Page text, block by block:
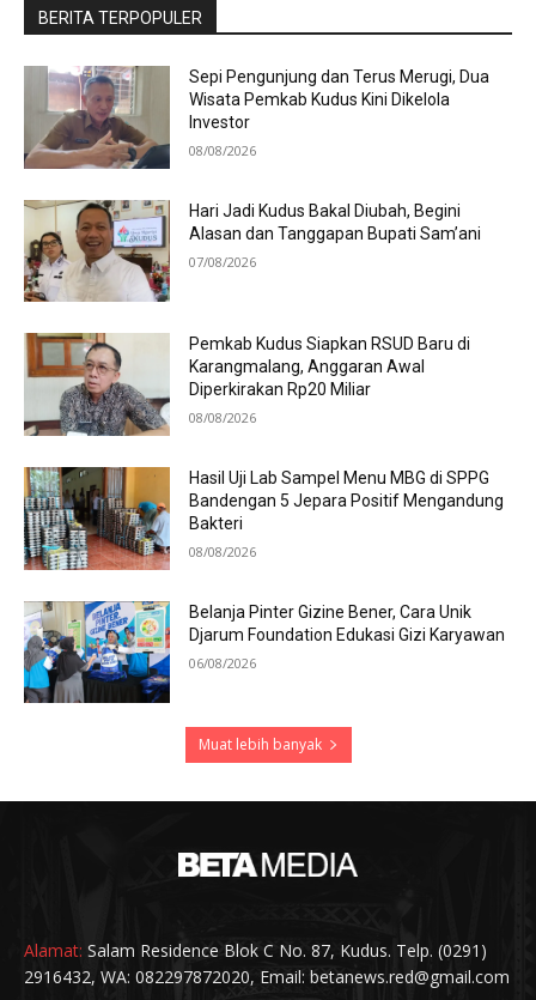
BERITA TERPOPULER
Sepi Pengunjung dan Terus Merugi, Dua
Wisata Pemkab Kudus Kini Dikelola
Investor
08/08/2026
Hari Jadi Kudus Bakal Diubah, Begini
Alasan dan Tanggapan Bupati Sam’ani
07/08/2026
Pemkab Kudus Siapkan RSUD Baru di
Karangmalang, Anggaran Awal
Diperkirakan Rp20 Miliar
08/08/2026
Hasil Uji Lab Sampel Menu MBG di SPPG
Bandengan 5 Jepara Positif Mengandung
Bakteri
08/08/2026
Belanja Pinter Gizine Bener, Cara Unik
Djarum Foundation Edukasi Gizi Karyawan
06/08/2026
Muat lebih banyak
Alamat: Salam Residence Blok C No. 87, Kudus. Telp. (0291)
2916432, WA: 082297872020, Email: betanews.red@gmail.com